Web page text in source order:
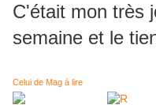
C'était mon très
semaine et le
Celui de Mag à lire